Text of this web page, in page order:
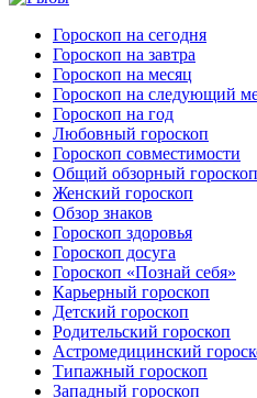
Гороскоп на сегодня
Гороскоп на завтра
Гороскоп на месяц
Гороскоп на следующий
Гороскоп на год
Любовный гороскоп
Гороскоп совместимости
Общий обзорный гороскоп
Женский гороскоп
Обзор знаков
Гороскоп здоровья
Гороскоп досуга
Гороскоп «Познай себя»
Карьерный гороскоп
Детский гороскоп
Родительский гороскоп
Астромедицинский
Типажный гороскоп
Западный гороскоп